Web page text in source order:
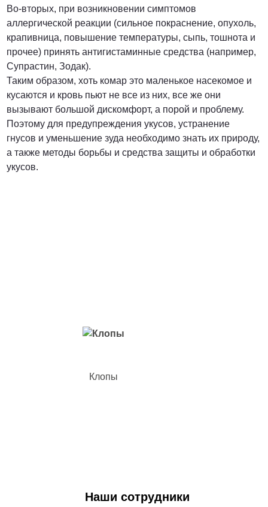
Во-вторых, при возникновении симптомов
аллергической реакции (сильное покраснение, опухоль,
крапивница, повышение температуры, сыпь, тошнота и
прочее) принять антигистаминные средства (например,
Супрастин, Зодак).
Таким образом, хоть комар это маленькое насекомое и
кусаются и кровь пьют не все из них, все же они
вызывают большой дискомфорт, а порой и проблему.
Поэтому для предупреждения укусов, устранение
гнусов и уменьшение зуда необходимо знать их природу,
а также методы борьбы и средства защиты и обработки
укусов.
Клопы
Наши сотрудники